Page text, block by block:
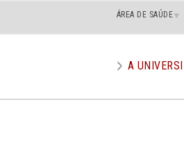
Main
superior
ÁREA DE SAÚDE
menu
A